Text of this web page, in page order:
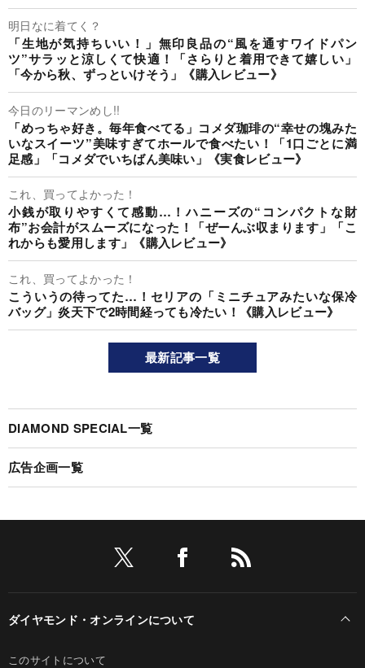
明日なに着てく？
「生地が気持ちいい！」無印良品の“風を通すワイドパン
ツ”サラッと涼しくて快適！「さらりと着用できて嬉しい」
「今から秋、ずっといけそう」《購入レビュー》
今日のリーマンめし!!
「めっちゃ好き。毎年食べてる」コメダ珈琲の“幸せの塊みた
いなスイーツ”美味すぎてホールで食べたい！「1口ごとに満
足感」「コメダでいちばん美味い」《実食レビュー》
これ、買ってよかった！
小銭が取りやすくて感動…！ハニーズの“コンパクトな財
布”お会計がスムーズになった！「ぜーんぶ収まります」「こ
れからも愛用します」《購入レビュー》
これ、買ってよかった！
こういうの待ってた…！セリアの「ミニチュアみたいな保冷
バッグ」炎天下で2時間経っても冷たい！《購入レビュー》
最新記事一覧
DIAMOND SPECIAL一覧
広告企画一覧
ダイヤモンド・オンラインについて
このサイトについて